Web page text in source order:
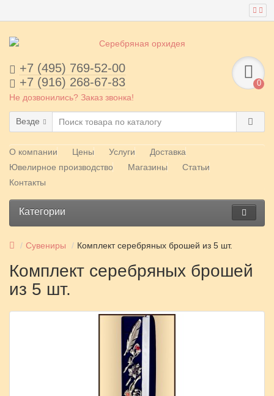
+7 (495) 769-52-00
+7 (916) 268-67-83
Не дозвонились? Заказ звонка!
0
Везде
О компании Цены Услуги
Доставка
Ювелирное производство
Магазины
Статьи
Контакты
Категории
Сувениры Комплект серебряных брошей из 5 шт.
Комплект серебряных брошей
из 5 шт.